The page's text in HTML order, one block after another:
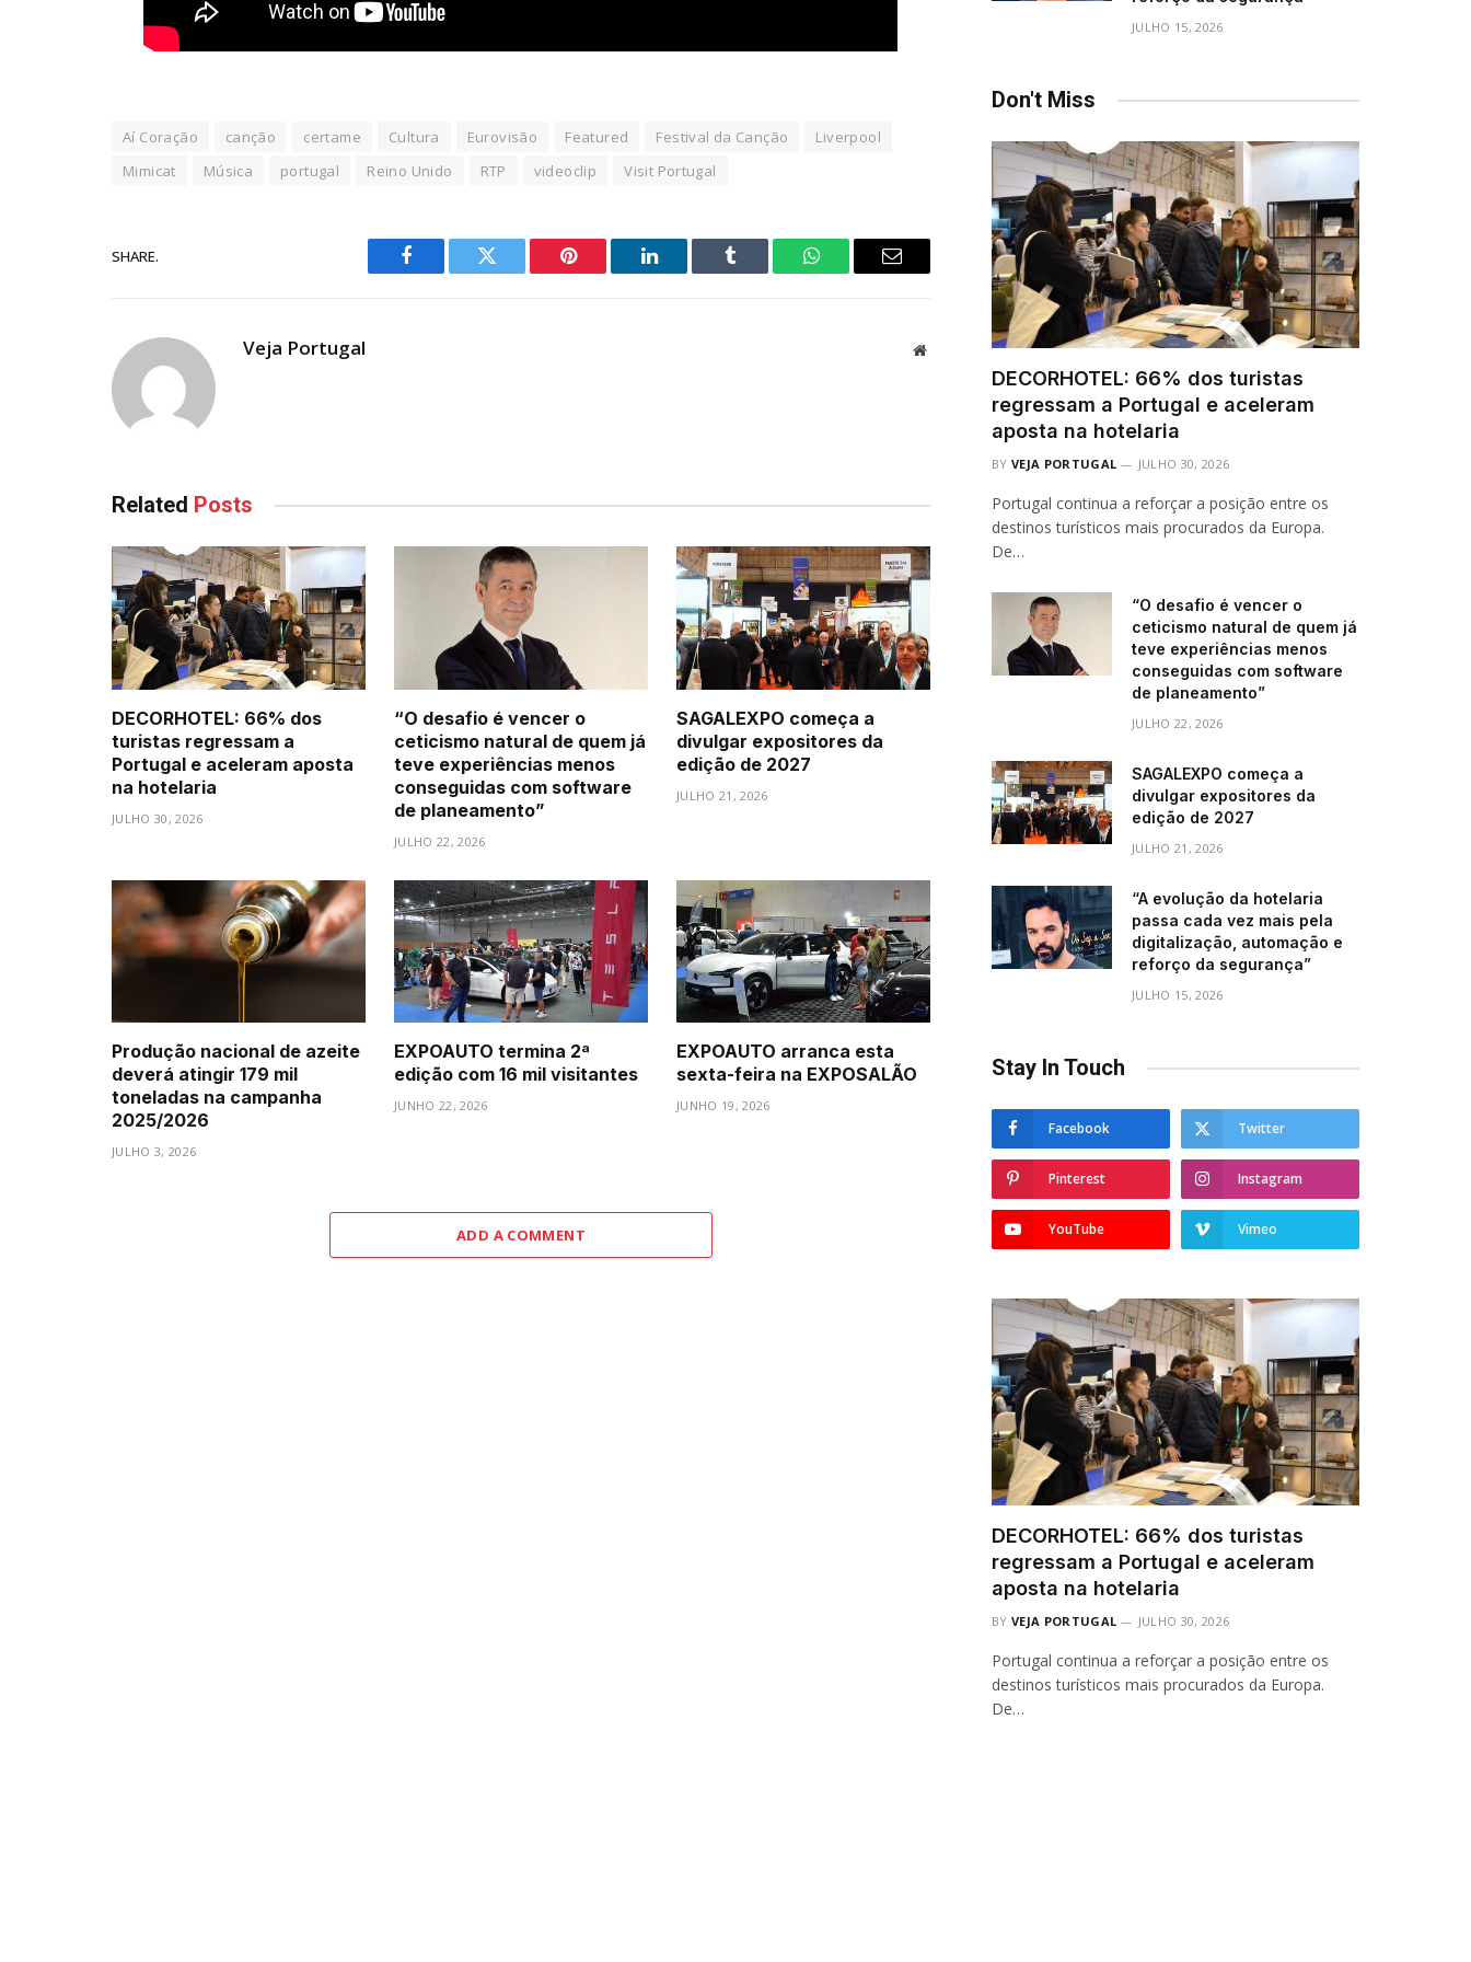
Aí Coração canção certame Cultura Eurovisão Featured Festival da Canção
Liverpool
Mimicat
Música portugal Reino Unido RTP videoclip Visit Portugal
SHARE.
Facebook Twitter Pinterest LinkedIn Tumblr WhatsAppEmail
Veja Portugal Website
Related Posts
DECORHOTEL: 66% dos
turistas regressam a
Portugal e aceleram aposta
na hotelaria
JULHO 30, 2026
“O desafio é vencer o
ceticismo natural de quem já
teve experiências menos
conseguidas com software
de planeamento”
JULHO 22, 2026
SAGALEXPO começa a
divulgar expositores da
edição de 2027
JULHO 21, 2026
Produção nacional de azeite
deverá atingir 179 mil
toneladas na campanha
2025/2026
JULHO 3, 2026
EXPOAUTO termina 2ª
edição com 16 mil visitantes
JUNHO 22, 2026
EXPOAUTO arranca esta
sexta-feira na EXPOSALÃO
JUNHO 19, 2026
ADD A COMMENT
JULHO 15, 2026
Don't Miss
DECORHOTEL: 66% dos turistas
regressam a Portugal e aceleram
aposta na hotelaria
BY VEJA PORTUGAL JULHO 30, 2026
Portugal continua a reforçar a posição entre os
destinos turísticos mais procurados da Europa.
De…
“O desafio é vencer o
ceticismo natural de quem já
teve experiências menos
conseguidas com software
de planeamento”
JULHO 22, 2026
SAGALEXPO começa a
divulgar expositores da
edição de 2027
JULHO 21, 2026
“A evolução da hotelaria
passa cada vez mais pela
digitalização, automação e
reforço da segurança”
JULHO 15, 2026
Stay In Touch
Facebook Twitter
Pinterest Instagram
YouTube Vimeo
DECORHOTEL: 66% dos turistas
regressam a Portugal e aceleram
aposta na hotelaria
BY VEJA PORTUGAL JULHO 30, 2026
Portugal continua a reforçar a posição entre os
destinos turísticos mais procurados da Europa.
De…